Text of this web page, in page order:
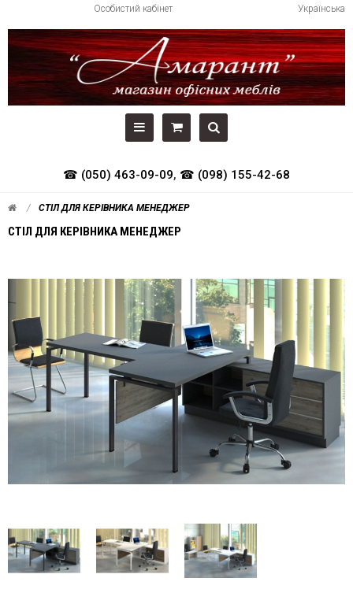
Українська
Особистий кабінет
☎ (050) 463-09-09, ☎ (098) 155-42-68
СТІЛ ДЛЯ КЕРІВНИКА МЕНЕДЖЕР
СТІЛ ДЛЯ КЕРІВНИКА МЕНЕДЖЕР